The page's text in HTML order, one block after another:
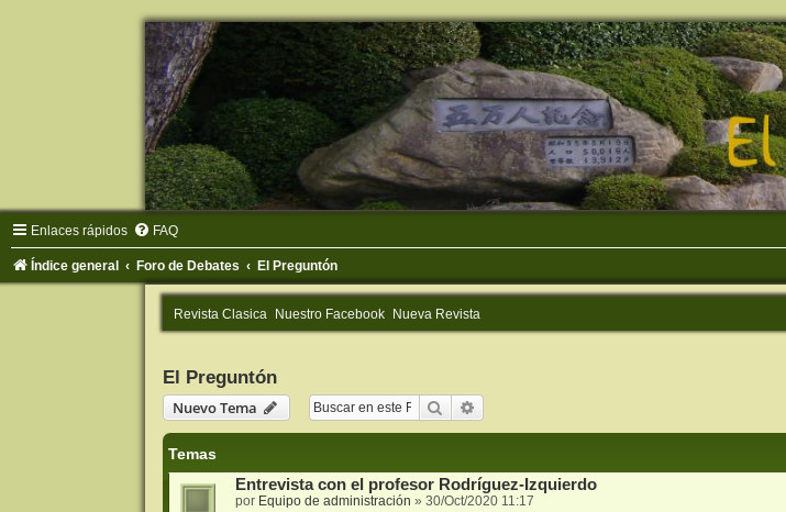
Enlaces rápidos FAQ
Índice general Foro de Debates El Preguntón
Revista Clasica Nuestro Facebook Nueva Revista
El Preguntón
Nuevo Tema
Buscar
Temas
Entrevista con el profesor Rodríguez-Izquierdo
por Equipo de administración » 30/Oct/2020 11:17